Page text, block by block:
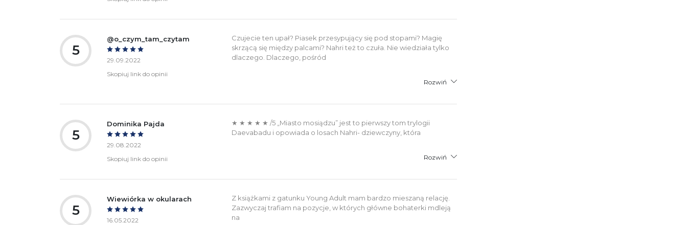
5
@o_czym_tam_czytam
29.09.2022
Skopiuj link do opinii
Czujecie ten upał? Piasek przesypujący się pod stopami? Magię
skrzącą się między palcami? Nahri też to czuła. Nie wiedziała tylko
dlaczego. Dlaczego, pośród
Rozwiń
5
Dominika Pajda
29.08.2022
Skopiuj link do opinii
★ ★ ★ ★ ★ /5 „Miasto mosiądzu” jest to pierwszy tom trylogii
Daevabadu i opowiada o losach Nahri- dziewczyny, która
Rozwiń
5
Wiewiórka w okularach
16.05.2022
Z książkami z gatunku Young Adult mam bardzo mieszaną relację.
Zazwyczaj trafiam na pozycje, w których główne bohaterki mdleją
na